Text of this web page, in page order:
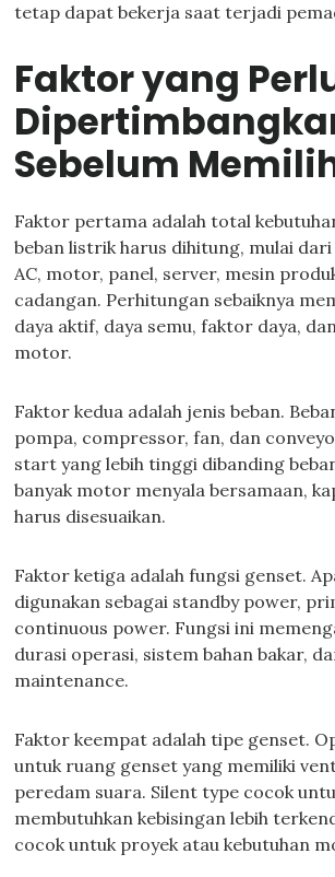
tetap dapat bekerja saat terjadi
Faktor yang
Sebelum
Faktor pertama adalah total
beban listrik harus dihitung, mulai
AC, motor, panel, server, mesin
cadangan. Perhitungan sebaiknya
daya aktif, daya semu, faktor daya,
motor.
Faktor kedua adalah jenis beban.
pompa, compressor, fan, dan
start yang lebih tinggi dibanding
banyak motor menyala bersamaan,
harus disesuaikan.
Faktor ketiga adalah fungsi genset.
digunakan sebagai standby power,
continuous power. Fungsi ini
durasi operasi, sistem bahan bakar,
maintenance.
Faktor keempat adalah tipe genset.
untuk ruang genset yang memiliki
peredam suara. Silent type cocok
membutuhkan kebisingan lebih
cocok untuk proyek atau kebutuhan